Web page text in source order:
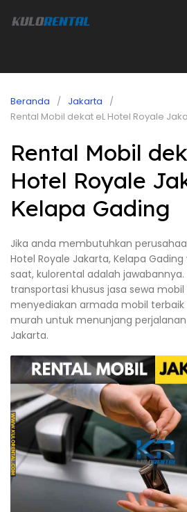
Beranda
Jakarta
Rental Mobil dekat eL Hotel Royale
Rental Mobil
Hotel Royale
Kelapa Gading
Jika anda membutuhkan
Hotel Royale Jakarta, Kelapa
saat, kulorental adalah
transportasi khusus jasa sewa
menyediakan armada mobil terbaik
murah untuk menunjang
Jakarta.